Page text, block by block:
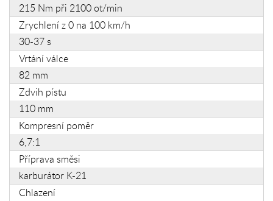
215 Nm při 2100 ot/min
Zrychlení z 0 na 100 km/h
30-37 s
Vrtání válce
82 mm
Zdvih pístu
110 mm
Kompresní poměr
6,7:1
Příprava směsi
karburátor K-21
Chlazení